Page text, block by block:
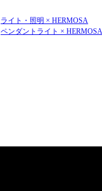
ライト・照明 × HERMOSA
ペンダントライト × HERMOSA